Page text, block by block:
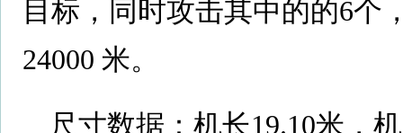
目标，同时攻击其中的的6个
24000 米。
尺寸数据：机长19.10米，